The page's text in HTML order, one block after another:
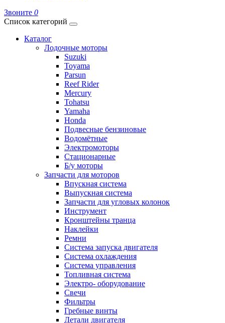
Звоните 0
Список категорий
Каталог
Лодочные моторы
Suzuki
Toyama
Parsun
Reef Rider
Mercury
Tohatsu
Yamaha
Honda
Подвесные бензиновые
Водомётные
Электромоторы
Стационарные
Б/у моторы
Запчасти для моторов
Впускная система
Выпускная система
Запчасти для угловых колонок
Инструмент
Кронштейны транца
Наклейки
Ремни
Система запуска двигателя
Система охлаждения
Система управления
Топливная система
Электро- оборудование
Свечи
Фильтры
Гребные винты
Детали двигателя